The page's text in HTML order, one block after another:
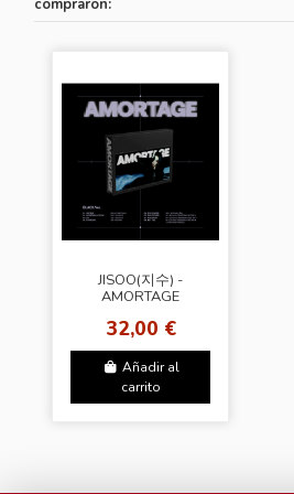
compraron:
JISOO(지수) -
AMORTAGE
Black Ver.]
32,00 €
Añadir al
carrito